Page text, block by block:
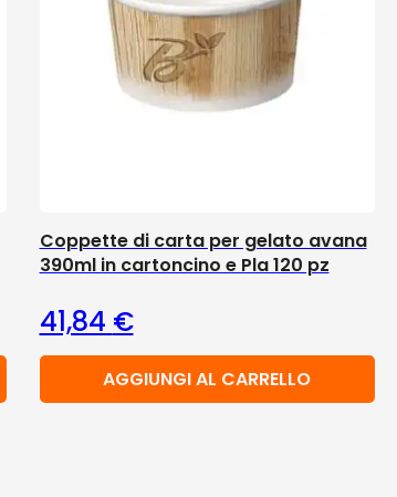
Coppette di carta per gelato avana
390ml in cartoncino e Pla 120 pz
41,84 €
AGGIUNGI AL CARRELLO